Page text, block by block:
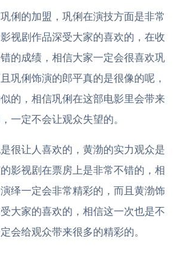
的加盟，巩俐在演技方面是非常
视剧作品深受大家的喜欢的，在收
的成绩，相信大家一定会很喜欢巩
巩俐饰演的郎平真的是很像的呢，
的，相信巩俐在这部电影里会带来
一定不会让观众失望的。
让人喜欢的，黄渤的实力观众是
影视剧在票房上是非常不错的，相
绎一定会非常精彩的，而且黄渤饰
大家的喜欢的，相信这一次也是不
会给观众带来很多的精彩的。